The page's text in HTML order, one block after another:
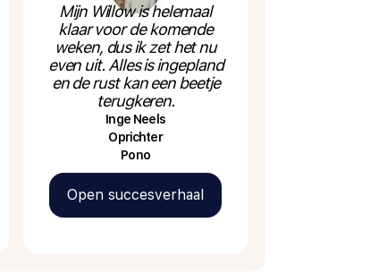
Mijn Willow is helemaal
klaar voor de komende
weken, dus ik zet het nu
even uit. Alles is ingepland
en de rust kan een beetje
terugkeren.
Inge Neels
Oprichter
Pono
Open succesverhaal